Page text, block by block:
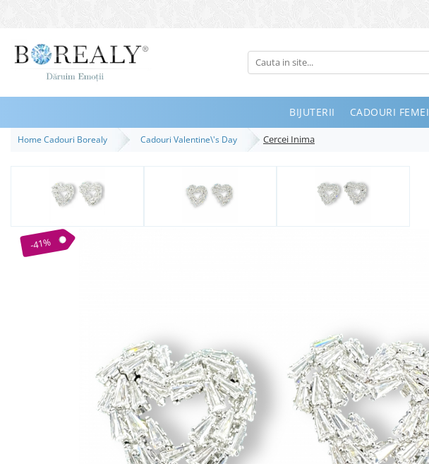
Bijuterii
Inele
Bratari
Destinatari
Cele mai vandute
BIJUTERII CADOURI FEMEI
Home Cadouri Borealy Cadouri Valentine\'s Day Cercei Inima
-41%